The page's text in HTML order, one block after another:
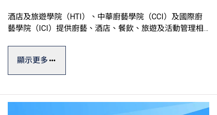
酒店及旅遊學院（HTI）、中華廚藝學院（CCI）及國際廚
藝學院（ICI）提供廚藝、酒店、餐飲、旅遊及活動管理相
學院設有完善的訓練設施，包括T酒店（訓練酒店）、中西
式訓練餐廳、多國菜系訓練廚房、葡萄酒研習室、咖啡訓練
顯示更多